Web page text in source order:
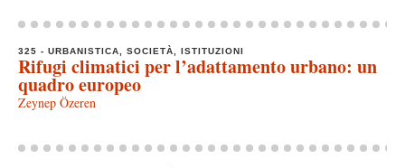
325 - URBANISTICA, SOCIETÀ, ISTITUZIONI
Rifugi climatici per l’adattamento urbano: un
quadro europeo
Zeynep Özeren